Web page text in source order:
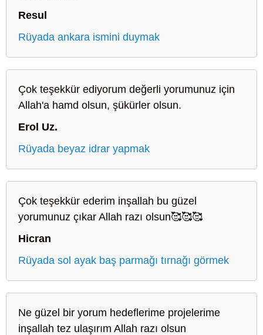
Resul
Rüyada ankara ismini duymak
Çok teşekkür ediyorum değerli yorumunuz için
Allah'a hamd olsun, şükürler olsun.
Erol Uz.
Rüyada beyaz idrar yapmak
Çok teşekkür ederim inşallah bu güzel
yorumunuz çıkar Allah razı olsun🥰🥰🥰
Hicran
Rüyada sol ayak baş parmağı tırnağı görmek
Ne güzel bir yorum hedeflerime projelerime
inşallah tez ulaşırım Allah razı olsun